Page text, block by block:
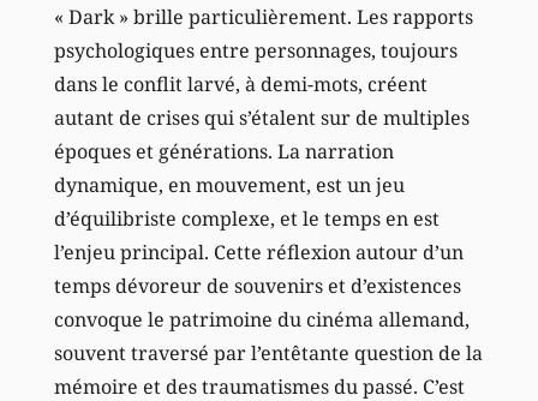
« Dark » brille particulièrement. Les rapports
psychologiques entre personnages, toujours
dans le conflit larvé, à demi-mots, créent
autant de crises qui s’étalent sur de multiples
époques et générations. La narration
dynamique, en mouvement, est un jeu
d’équilibriste complexe, et le temps en est
l’enjeu principal. Cette réflexion autour d’un
temps dévoreur de souvenirs et d’existences
convoque le patrimoine du cinéma allemand,
souvent traversé par l’entêtante question de la
mémoire et des traumatismes du passé. C’est